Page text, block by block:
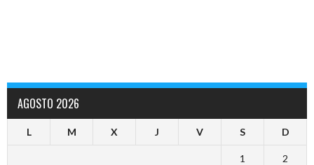
AGOSTO 2026
L M X J V S D
1 2